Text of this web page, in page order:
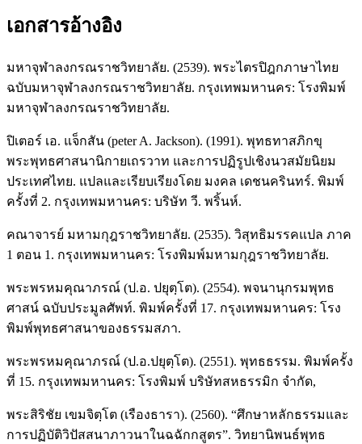
เอกสารอ้างอิง
มหาจุฬาลงกรณราชวิทยาลัย. (2539). พระไตรปิฎกภาษาไทย
ฉบับมหาจุฬาลงกรณราชวิทยาลัย. กรุงเทพมหานคร: โรงพิมพ์
มหาจุฬาลงกรณราชวิทยาลัย.
ปิเตอร์ เอ. แจ็กสัน (peter A. Jackson). (1991). พุทธทาสภิกขุ
พระพุทธศาสนานิกายเถรวาท และการปฏิรูปเชิงนวสมัยนิยม
ประเทศไทย. แปลและเรียบเรียงโดย มงคล เดชนครินทร์. พิมพ์
ครั้งที่ 2. กรุงเทพมหานคร: บริษัท วี. พริ้นห์.
คณาจารย์ มหามกุฎราชวิทยาลัย. (2535). วิสุทธิมรรคแปล ภาค
1 ตอน 1. กรุงเทพมหานคร: โรงพิมพ์มหามกุฎราชวิทยาลัย.
พระพรหมคุณาภรณ์ (ป.อ. ปยุตฺโต). (2554). พจนานุกรมพุทธ
ศาสน์ ฉบับประมูลศัพท์. พิมพ์ครั้งที่ 17. กรุงเทพมหานคร: โรง
พิมพ์พุทธศาสนาของธรรมสภา.
พระพรหมคุณาภรณ์ (ป.อ.ปยุตฺโต). (2551). พุทธธรรม. พิมพ์ครั้ง
ที่ 15. กรุงเทพมหานคร: โรงพิมพ์ บริษัทสหธรรมิก จำกัด,
พระสิริชัย เขมจิตฺโต (เรืองธารา). (2560). “ศึกษาหลักธรรมและ
การปฏิบัติวิปัสสนาภาวนาในฉฉักกสูตร”. วิทยานิพนธ์พุทธ